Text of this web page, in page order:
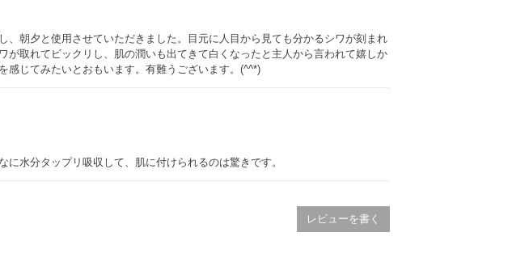
、朝夕と使用させていただきました。目元に人目から見ても分かるシワが刻まれ
が取れてビックリし、肌の潤いも出てきて白くなったと主人から言われて嬉しか
感じてみたいとおもいます。有難うございます。(^^*)
水分タップリ吸収して、肌に付けられるのは驚きです。
レビューを書く